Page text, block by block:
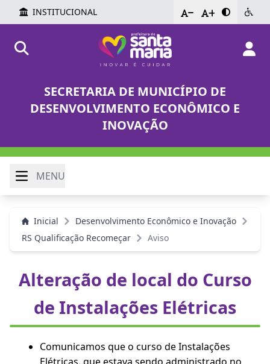
INSTITUCIONAL - +
SECRETARIA DE MUNICÍPIO DE
DESENVOLVIMENTO ECONÔMICO E
INOVAÇÃO
MENU
Inicial
Desenvolvimento Econômico e Inovação
RS Qualificação Recomeçar
Aviso
Alteração de local do Curso
de Instalações Elétricas
Comunicamos que o curso de Instalações